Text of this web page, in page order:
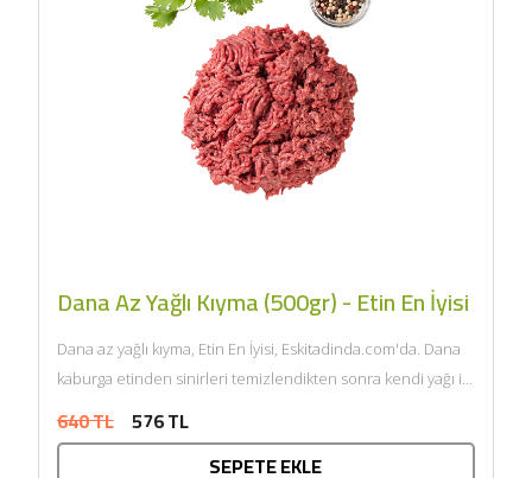
Dana Az Yağlı Kıyma (500gr) - Etin En İyisi
Dana az yağlı kıyma, Etin En İyisi, Eskitadinda.com'da. Dana
kaburga etinden sinirleri temizlendikten sonra kendi yağı ile
640 TL 576 TL
SEPETE EKLE